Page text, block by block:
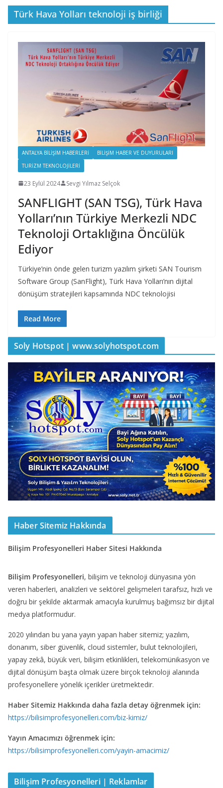
Türk Hava Yolları teknoloji iş birliği
ANTALYA BILIŞIM HABERLERI
BILIŞIM HABER VE DUYURULARI
TURIZM TEKNOLOJILERI
23 Eylül 2024 Sevgi Yılmaz Selçok
SANFLIGHT (SAN TSG), Türk Hava
Yolları’nın Türkiye Merkezli NDC
Teknoloji Ortaklığına Öncülük
Ediyor
Türkiye’nin önde gelen turizm yazılım şirketi SAN Tourism
Software Group (SanFlight), Türk Hava Yolları’nın dijital
dönüşüm stratejileri kapsamında NDC teknolojisi
Read More
Soly Hotspot | www.solyhotspot.com
Haber Sitemiz Hakkında
Bilişim Profesyonelleri Haber Sitesi Hakkında
Bilişim Profesyonelleri, bilişim ve teknoloji dünyasına yön
veren haberleri, analizleri ve sektörel gelişmeleri tarafsız, hızlı ve
doğru bir şekilde aktarmak amacıyla kurulmuş bağımsız bir dijital
medya platformudur.
2020 yılından bu yana yayın yapan haber sitemiz; yazılım,
donanım, siber güvenlik, cloud sistemler, bulut teknolojileri,
yapay zekâ, büyük veri, bilişim etkinlikleri, telekomünikasyon ve
dijital dönüşüm başta olmak üzere birçok teknoloji alanında
profesyonellere yönelik içerikler üretmektedir.
Haber Sitemiz Hakkında daha fazla detay öğrenmek için:
https://bilisimprofesyonelleri.com/biz-kimiz/
Yayın Amacımızı öğrenmek için:
https://bilisimprofesyonelleri.com/yayin-amacimiz/
Bilişim Profesyonelleri | Reklamlar